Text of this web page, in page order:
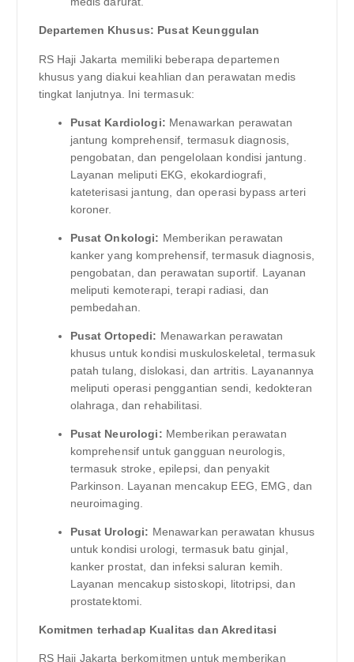
Departemen Khusus: Pusat Keunggulan
RS Haji Jakarta memiliki beberapa departemen
khusus yang diakui keahlian dan perawatan medis
tingkat lanjutnya. Ini termasuk:
Pusat Kardiologi: Menawarkan perawatan
jantung komprehensif, termasuk diagnosis,
pengobatan, dan pengelolaan kondisi jantung.
Layanan meliputi EKG, ekokardiografi,
kateterisasi jantung, dan operasi bypass arteri
koroner.
Pusat Onkologi: Memberikan perawatan
kanker yang komprehensif, termasuk diagnosis,
pengobatan, dan perawatan suportif. Layanan
meliputi kemoterapi, terapi radiasi, dan
pembedahan.
Pusat Ortopedi: Menawarkan perawatan
khusus untuk kondisi muskuloskeletal, termasuk
patah tulang, dislokasi, dan artritis. Layanannya
meliputi operasi penggantian sendi, kedokteran
olahraga, dan rehabilitasi.
Pusat Neurologi: Memberikan perawatan
komprehensif untuk gangguan neurologis,
termasuk stroke, epilepsi, dan penyakit
Parkinson. Layanan mencakup EEG, EMG, dan
neuroimaging.
Pusat Urologi: Menawarkan perawatan khusus
untuk kondisi urologi, termasuk batu ginjal,
kanker prostat, dan infeksi saluran kemih.
Layanan mencakup sistoskopi, litotripsi, dan
prostatektomi.
Komitmen terhadap Kualitas dan Akreditasi
RS Haji Jakarta berkomitmen untuk memberikan